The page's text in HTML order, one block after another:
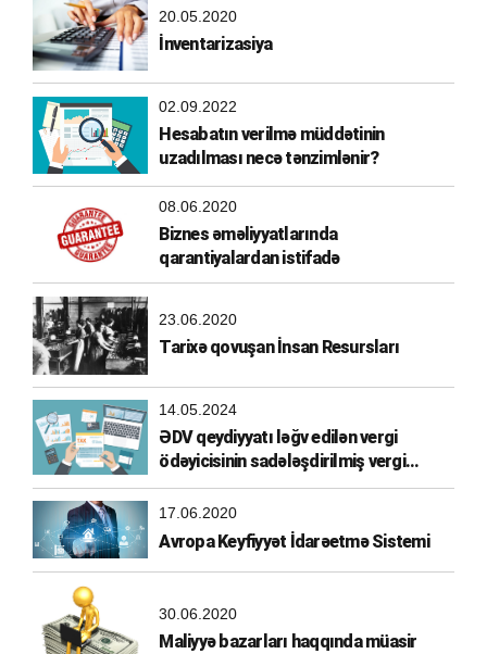
20.05.2020
İnventarizasiya
02.09.2022
Hesabatın verilmə müddətinin
uzadılması necə tənzimlənir?
08.06.2020
Biznes əməliyyatlarında
qarantiyalardan istifadə
23.06.2020
Tarixə qovuşan İnsan Resursları
14.05.2024
ƏDV qeydiyyatı ləğv edilən vergi
ödəyicisinin sadələşdirilmiş vergi
ödəyicisi olma hüququ
17.06.2020
Avropa Keyfiyyət İdarəetmə Sistemi
30.06.2020
Maliyyə bazarları haqqında müasir